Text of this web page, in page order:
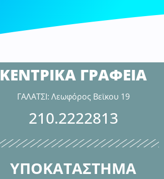
ΚΕΝΤΡΙΚΑ ΓΡΑΦΕΙΑ
ΓΑΛΑΤΣΙ: Λεωφόρος Βεϊκου 19
210.2222813
ΥΠΟΚΑΤΑΣΤΗΜΑ